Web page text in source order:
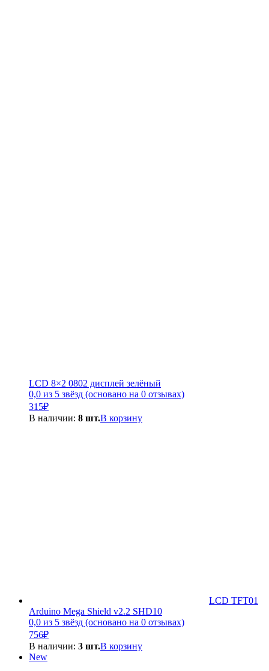
LCD 8×2 0802 дисплей зелёный
0,0 из 5 звёзд (основано на 0 отзывах)
315₽
В наличии: 8 шт.В корзину
LCD TFT01
Arduino Mega Shield v2.2 SHD10
0,0 из 5 звёзд (основано на 0 отзывах)
756₽
В наличии: 3 шт.В корзину
New